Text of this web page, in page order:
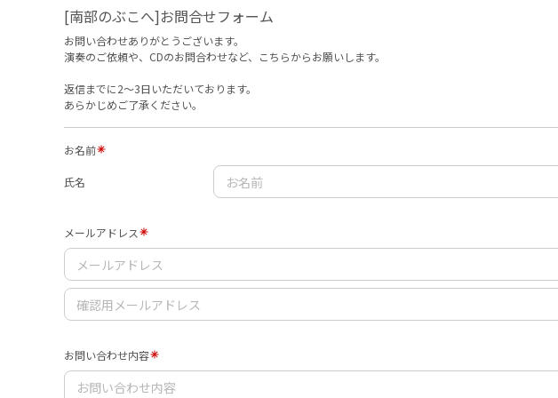
[南部のぶこへ]お問合せフォーム
お問い合わせありがとうございます。
演奏のご依頼や、CDのお問合わせなど、こちらからお願いします。
返信までに2〜3日いただいております。
あらかじめご了承ください。
お名前
氏名
メールアドレス
お問い合わせ内容